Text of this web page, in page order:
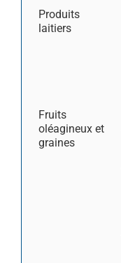
Produits
laitiers
Fruits
oléagineux et
graines